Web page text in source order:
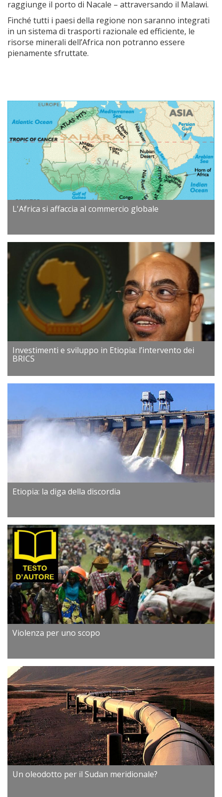
raggiunge il porto di Nacale – attraversando il Malawi.
Finché tutti i paesi della regione non saranno integrati
in un sistema di trasporti razionale ed efficiente, le
risorse minerali dell’Africa non potranno essere
pienamente sfruttate.
L'Africa si affaccia al commercio globale
Investimenti e sviluppo in Etiopia: l’intervento dei
BRICS
Etiopia: la diga della discordia
Violenza per uno scopo
Un oleodotto per il Sudan meridionale?